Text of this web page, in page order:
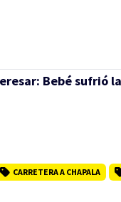
Bebé sufrió
CARRETERA A CHAPALA